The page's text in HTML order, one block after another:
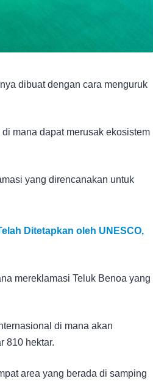
dibuat dengan cara menguruk
mana dapat merusak ekosistem
yang direncanakan untuk
Ditetapkan oleh UNESCO,
mereklamasi Teluk Benoa yang
di mana akan
810 hektar.
area yang berada di samping